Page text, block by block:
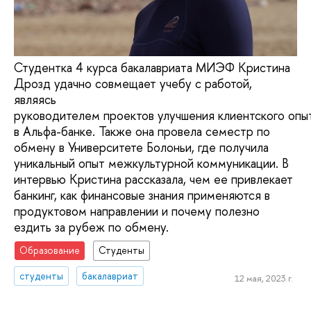
Студентка 4 курса бакалавриата МИЭФ Кристина
Дрозд удачно совмещает учебу с работой,
являясь
руководителем проектов улучшения клиентского
в Альфа-банке. Также она провела семестр по
обмену в Университете Болоньи, где получила
уникальный опыт межкультурной коммуникации. В
интервью Кристина рассказала, чем ее привлекает
банкинг, как финансовые знания применяются в
продуктовом направлении и почему полезно
ездить за рубеж по обмену.
Образование
Студенты
студенты
бакалавриат 12 мая, 2023 г.